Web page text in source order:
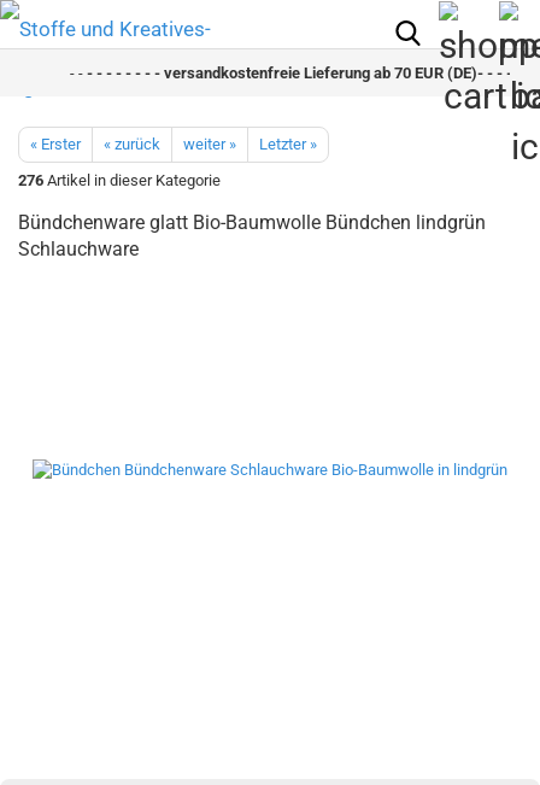
- - - - - - - - versandkostenfreie Lieferung ab 70 EUR (DE)- - - - - -
« Erster « zurück weiter »
Letzter »
276 Artikel in dieser Kategorie
Bündchenware glatt Bio-Baumwolle Bündchen lindgrün
Schlauchware